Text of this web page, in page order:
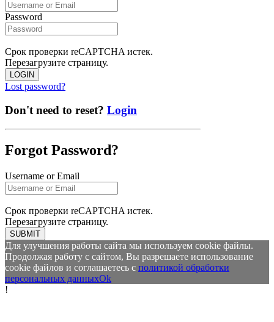
Password
Срок проверки reCAPTCHA истек.
Перезагрузите страницу.
LOGIN
Lost password?
Don't need to reset? Login
Forgot Password?
Username or Email
Срок проверки reCAPTCHA истек.
Перезагрузите страницу.
SUBMIT
Для улучшения работы сайта мы используем cookie файлы.
Продолжая работу с сайтом, Вы разрешаете использование
cookie файлов и соглашаетесь с политикой обработки
персональных данныхOk
!